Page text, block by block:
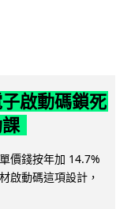
啟動碼鎖死
價錢按年加 14.7%
啟動碼這項設計，